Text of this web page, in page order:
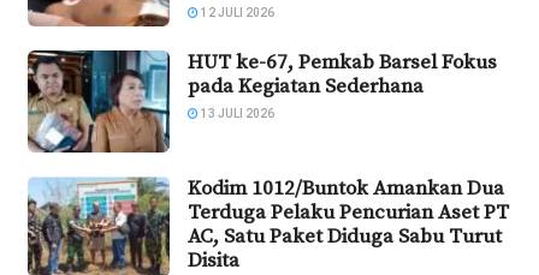
12 JULI 2026
HUT ke-67, Pemkab Barsel Fokus
pada Kegiatan Sederhana
13 JULI 2026
Kodim 1012/Buntok Amankan Dua
Terduga Pelaku Pencurian Aset PT
AC, Satu Paket Diduga Sabu Turut
Disita